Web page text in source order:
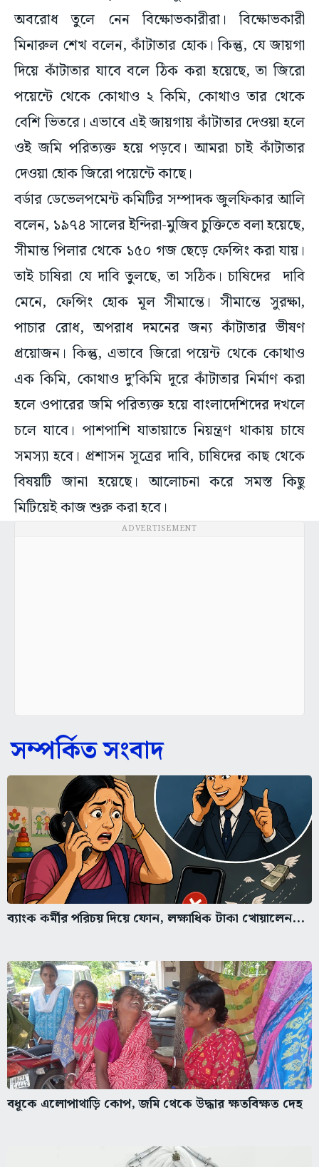
অবরোধ তুলে নেন বিক্ষোভকারীরা। বিক্ষোভকারী
মিনারুল শেখ বলেন, কাঁটাতার হোক। কিন্তু, যে জায়গা
দিয়ে কাঁটাতার যাবে বলে ঠিক করা হয়েছে, তা জিরো
পয়েন্টে থেকে কোথাও ২ কিমি, কোথাও তার থেকে
বেশি ভিতরে। এভাবে এই জায়গায় কাঁটাতার দেওয়া হলে
ওই জমি পরিত্যক্ত হয়ে পড়বে। আমরা চাই কাঁটাতার
দেওয়া হোক জিরো পয়েন্টে কাছে।
বর্ডার ডেভেলপমেন্ট কমিটির সম্পাদক জুলফিকার আলি
বলেন, ১৯৭৪ সালের ইন্দিরা-মুজিব চুক্তিতে বলা হয়েছে,
সীমান্ত পিলার থেকে ১৫০ গজ ছেড়ে ফেন্সিং করা যায়।
তাই চাষিরা যে দাবি তুলছে, তা সঠিক। চাষিদের দাবি
মেনে, ফেন্সিং হোক মূল সীমান্তে। সীমান্তে সুরক্ষা,
পাচার রোধ, অপরাধ দমনের জন্য কাঁটাতার ভীষণ
প্রয়োজন। কিন্তু, এভাবে জিরো পয়েন্ট থেকে কোথাও
এক কিমি, কোথাও দু’কিমি দূরে কাঁটাতার নির্মাণ করা
হলে ওপারের জমি পরিত্যক্ত হয়ে বাংলাদেশিদের দখলে
চলে যাবে। পাশপাশি যাতায়াতে নিয়ন্ত্রণ থাকায় চাষে
সমস্যা হবে। প্রশাসন সূত্রের দাবি, চাষিদের কাছ থেকে
বিষয়টি জানা হয়েছে। আলোচনা করে সমস্ত কিছু
মিটিয়েই কাজ শুরু করা হবে।
ADVERTISEMENT
সম্পর্কিত সংবাদ
ব্যাংক কর্মীর পরিচয় দিয়ে ফোন, লক্ষাধিক টাকা খোয়ালেন...
বধূকে এলোপাথাড়ি কোপ, জমি থেকে উদ্ধার ক্ষতবিক্ষত দেহ